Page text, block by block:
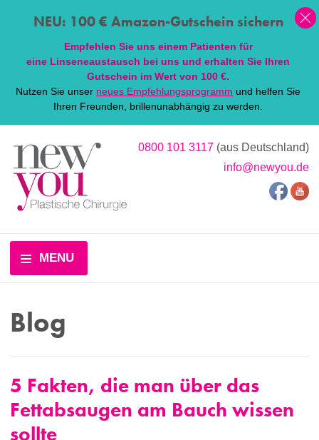
NEU: 100 € Amazon-Gutschein sichern
Empfehlen Sie uns einem Patienten für
eine Linseneaustausch bei uns und erhalten Sie Ihren
Gutschein im Wert von 100 €.
Nutzen Sie unser neues Empfehlungsprogramm und helfen Sie
Ihren Freunden, brillenunabhängig zu werden.
0800 101 3117 (aus Deutschland)
info@newyou.de
MENU
Blog
5 Fakten, die man über das
Fettabsaugen am Bauch wissen
sollte